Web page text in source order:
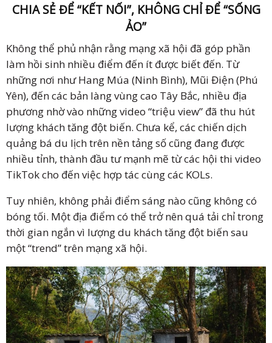
CHIA SẺ ĐỂ “KẾT NỐI”, KHÔNG CHỈ ĐỂ “SỐNG
ẢO”
Không thể phủ nhận rằng mạng xã hội đã góp phần
làm hồi sinh nhiều điểm đến ít được biết đến. Từ
những nơi như Hang Múa (Ninh Bình), Mũi Điện (Phú
Yên), đến các bản làng vùng cao Tây Bắc, nhiều địa
phương nhờ vào những video “triệu view” đã thu hút
lượng khách tăng đột biến. Chưa kể, các chiến dịch
quảng bá du lịch trên nền tảng số cũng đang được
nhiều tỉnh, thành đầu tư mạnh mẽ từ các hội thi video
TikTok cho đến việc hợp tác cùng các KOLs.
Tuy nhiên, không phải điểm sáng nào cũng không có
bóng tối. Một địa điểm có thể trở nên quá tải chỉ trong
thời gian ngắn vì lượng du khách tăng đột biến sau
một “trend” trên mạng xã hội.